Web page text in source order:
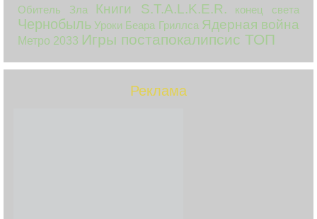
Обитель Зла Книги S.T.A.L.K.E.R. конец света
Чернобыль Уроки Беара Гриллса Ядерная война
Метро 2033 Игры постапокалипсис ТОП
Реклама